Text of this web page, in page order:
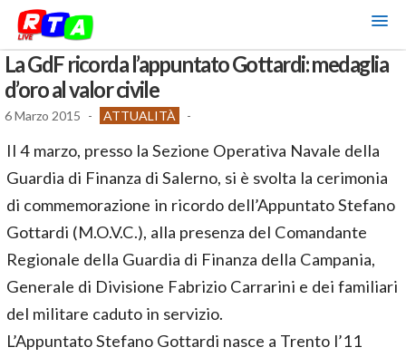
La GdF ricorda l’appuntato Gottardi: medaglia
d’oro al valor civile
6 Marzo 2015 - ATTUALITÀ -
Il 4 marzo, presso la Sezione Operativa Navale della
Guardia di Finanza di Salerno, si è svolta la cerimonia
di commemorazione in ricordo dell’Appuntato Stefano
Gottardi (M.O.V.C.), alla presenza del Comandante
Regionale della Guardia di Finanza della Campania,
Generale di Divisione Fabrizio Carrarini e dei familiari
del militare caduto in servizio.
L’Appuntato Stefano Gottardi nasce a Trento l’11